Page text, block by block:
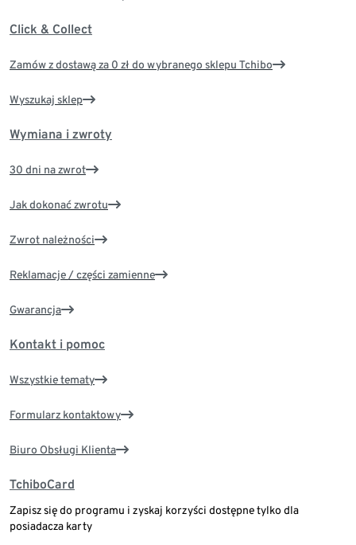
Click & Collect
Zamów z dostawą za 0 zł do wybranego sklepu Tchibo
Wyszukaj sklep
Wymiana i zwroty
30 dni na zwrot
Jak dokonać zwrotu
Zwrot należności
Reklamacje / części zamienne
Gwarancja
Kontakt i pomoc
Wszystkie tematy
Formularz kontaktowy
Biuro Obsługi Klienta
TchiboCard
Zapisz się do programu i zyskaj korzyści dostępne tylko dla
posiadacza karty